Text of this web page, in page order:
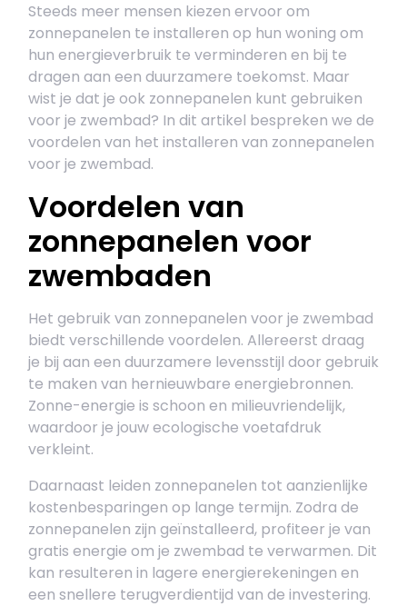
Steeds meer mensen kiezen ervoor om
zonnepanelen te installeren op hun woning om
hun energieverbruik te verminderen en bij te
dragen aan een duurzamere toekomst. Maar
wist je dat je ook zonnepanelen kunt gebruiken
voor je zwembad? In dit artikel bespreken we de
voordelen van het installeren van zonnepanelen
voor je zwembad.
Voordelen van
zonnepanelen voor
zwembaden
Het gebruik van zonnepanelen voor je zwembad
biedt verschillende voordelen. Allereerst draag
je bij aan een duurzamere levensstijl door gebruik
te maken van hernieuwbare energiebronnen.
Zonne-energie is schoon en milieuvriendelijk,
waardoor je jouw ecologische voetafdruk
verkleint.
Daarnaast leiden zonnepanelen tot aanzienlijke
kostenbesparingen op lange termijn. Zodra de
zonnepanelen zijn geïnstalleerd, profiteer je van
gratis energie om je zwembad te verwarmen. Dit
kan resulteren in lagere energierekeningen en
een snellere terugverdientijd van de investering.